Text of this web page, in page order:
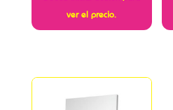
ver el precio.